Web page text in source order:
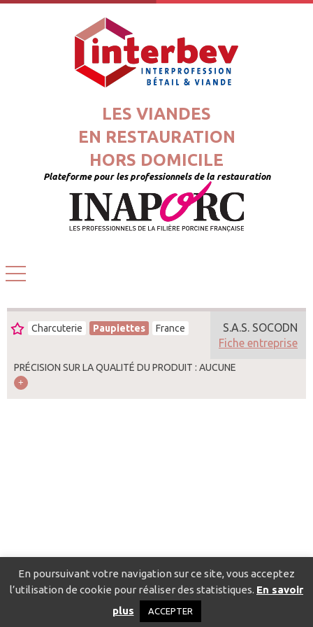
LES VIANDES
EN RESTAURATION
HORS DOMICILE
Plateforme pour les professionnels de la restauration
Charcuterie Paupiettes France
PRÉCISION SUR LA QUALITÉ DU PRODUIT : AUCUNE
S.A.S. SOCODN
Fiche entreprise
Catalogue pour localiser les fournisseurs
Politique de confidentialité
En poursuivant votre navigation sur ce site, vous acceptez
l’utilisation de cookie pour réaliser des statistiques. En savoir
plus
ACCEPTER